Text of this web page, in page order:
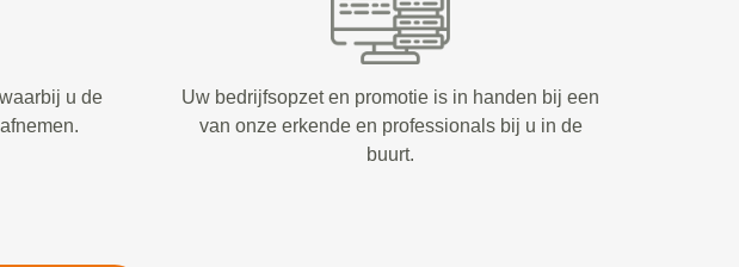
u de
Uw bedrijfsopzet en promotie is in handen bij een
van onze erkende en professionals bij u in de
buurt.